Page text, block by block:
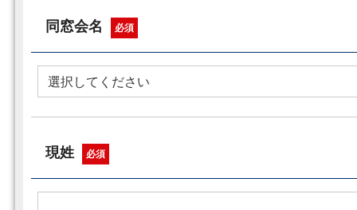
同窓会名 必須
現姓 必須